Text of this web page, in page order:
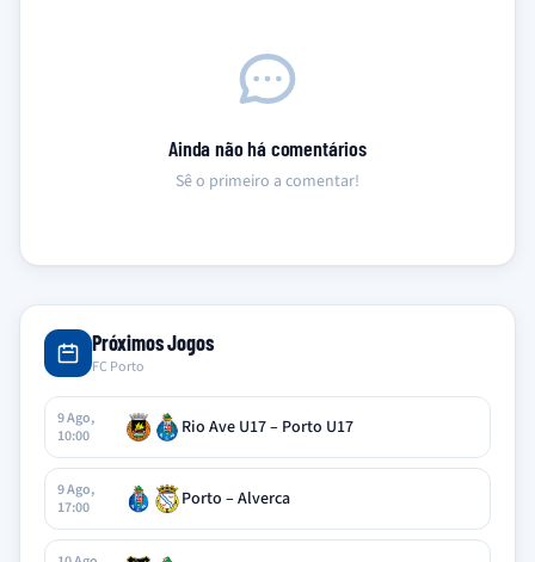
Ainda não há comentários
Sê o primeiro a comentar!
Próximos Jogos
FC Porto
9 Ago,
10:00
Rio Ave U17 – Porto U17
9 Ago,
17:00
Porto – Alverca